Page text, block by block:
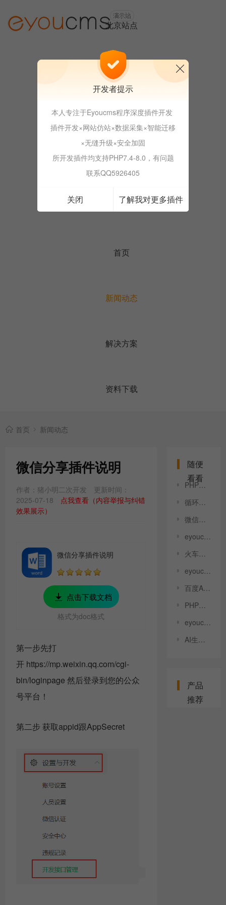
北京站点
上海站点
成都站点
深圳站点
长沙站点
首页
新闻动态
解决方案
资料下载
首页 新闻动态
微信分享插件说明
作者：猪小明二次开发
更新时间：
2025-07-18
点我查看（内容举报与纠错
效果展示）
微信分享插件说明
点击下载文档
格式为doc格式
第一步先打
开 https://mp.weixin.qq.com/cgi-
bin/loginpage 然后登录到您的公众
号平台！
第二步 获取appid跟AppSecret
随便
看看
PHP环境缺少ImageMagick扩展，请安装并启用
循环调用分组标签 说明
微信分享插件说明
eyoucms_文档内容转doc_展示效果
火车头插件使用说明
eyoucms_内容追加产品新闻下载插件_展示效果
百度AI-关键词获取 使用方法
PHP版本过低，必须在7.3以上版本才能运行！
eyoucms_领取礼包插件展示
AI生成文章插件说明
产品
推荐
开发者提示
本人专注于Eyoucms程序深度插件开发
插件开发×网站仿站×数据采集×智能迁移
×无缝升级×安全加固
所开发插件均支持PHP7.4-8.0，有问题
联系QQ5926405
关闭 了解我对更多插件